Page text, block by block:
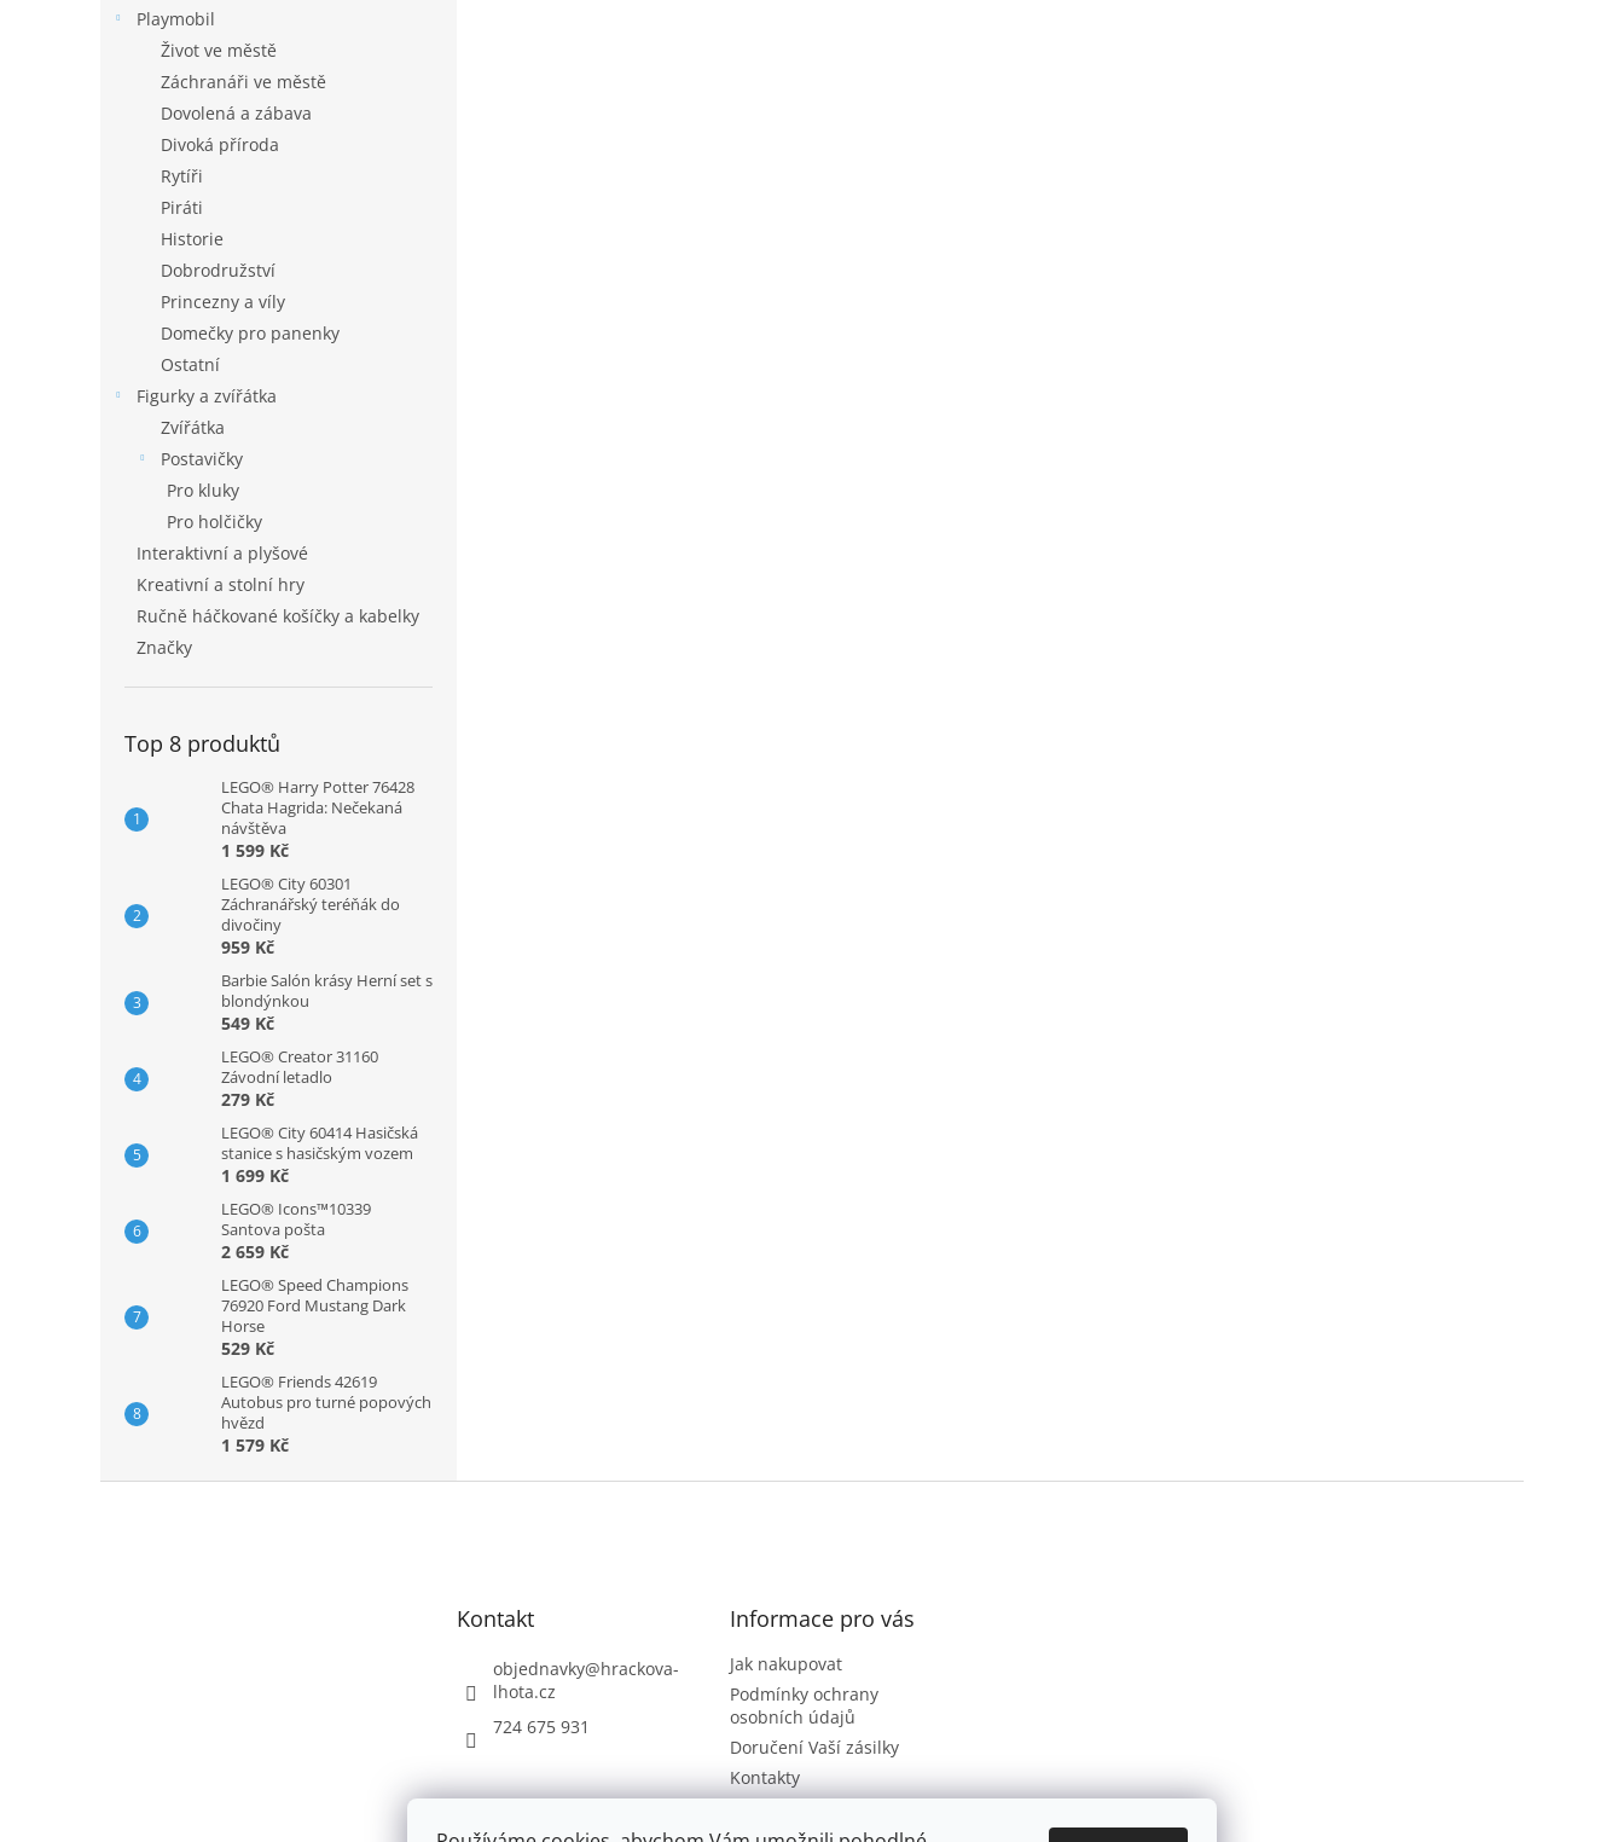
Playmobil
Život ve městě
Záchranáři ve městě
Dovolená a zábava
Divoká příroda
Rytíři
Piráti
Historie
Dobrodružství
Princezny a víly
Domečky pro panenky
Ostatní
Figurky a zvířátka
Zvířátka
Postavičky
Pro kluky
Pro holčičky
Interaktivní a plyšové
Kreativní a stolní hry
Ručně háčkované košíčky a kabelky
Značky
Top 8 produktů
LEGO® Harry Potter 76428
Chata Hagrida: Nečekaná
návštěva
1 599 Kč
LEGO® City 60301
Záchranářský teréňák do
divočiny
959 Kč
Barbie Salón krásy Herní set s
blondýnkou
549 Kč
LEGO® Creator 31160
Závodní letadlo
279 Kč
LEGO® City 60414 Hasičská
stanice s hasičským vozem
1 699 Kč
LEGO® Icons™10339
Santova pošta
2 659 Kč
LEGO® Speed Champions
76920 Ford Mustang Dark
Horse
529 Kč
LEGO® Friends 42619
Autobus pro turné popových
hvězd
1 579 Kč
Kontakt
objednavky@hrackova-
lhota.cz
724 675 931
Informace pro vás
Jak nakupovat
Podmínky ochrany
osobních údajů
Doručení Vaší zásilky
Kontakty